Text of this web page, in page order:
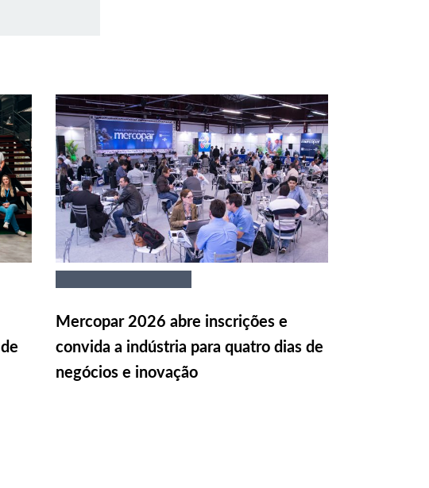
Mercopar 2026 abre inscrições e
convida a indústria para quatro dias de
negócios e inovação